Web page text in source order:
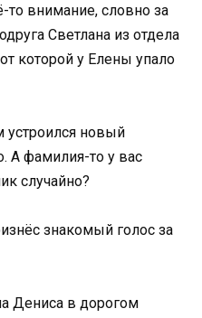
внимание, словно за
Светлана из отдела
которой у Елены упало
устроился новый
А фамилия-то у вас
случайно?
знакомый голос за
Дениса в дорогом